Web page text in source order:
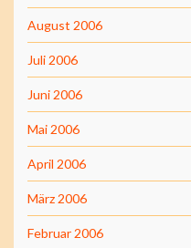
August 2006
Juli 2006
Juni 2006
Mai 2006
April 2006
März 2006
Februar 2006